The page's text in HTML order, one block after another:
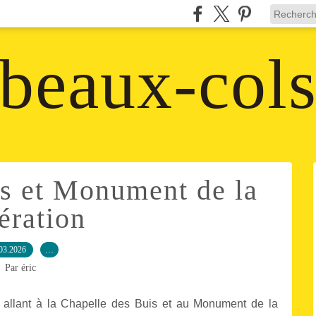
et Monument de la
…
Par éric
à la Chapelle des Buis et au Monument de la